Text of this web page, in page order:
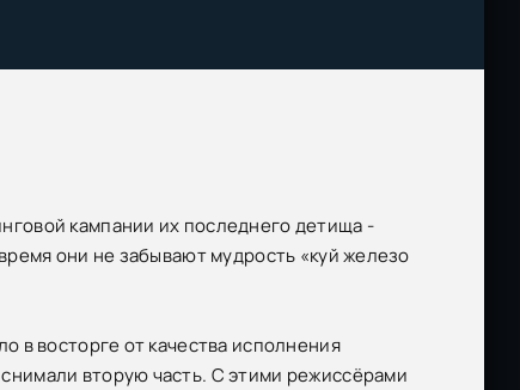
кампании их последнего детища -
они не забывают мудрость «куй железо
в восторге от качества исполнения
вторую часть. С этими режиссёрами